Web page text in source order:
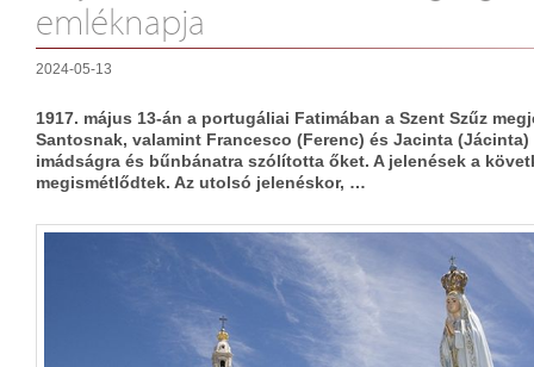
emléknapja
2024-05-13
1917. május 13-án a portugáliai Fatimában a Szent Szűz
Santosnak, valamint Francesco (Ferenc) és Jacinta
imádságra és bűnbánatra szólította őket. A jelenések a
megismétlődtek. Az utolsó jelenéskor, …